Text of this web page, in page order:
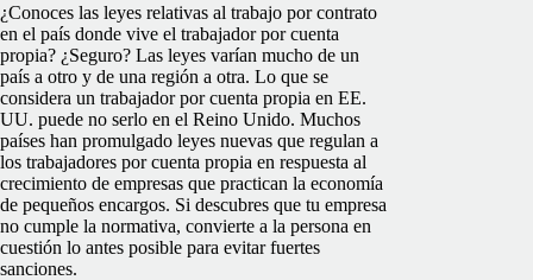
¿Conoces las leyes relativas al trabajo por contrato
en el país donde vive el trabajador por cuenta
propia? ¿Seguro? Las leyes varían mucho de un
país a otro y de una región a otra. Lo que se
considera un trabajador por cuenta propia en EE.
UU. puede no serlo en el Reino Unido. Muchos
países han promulgado leyes nuevas que regulan a
los trabajadores por cuenta propia en respuesta al
crecimiento de empresas que practican la economía
de pequeños encargos. Si descubres que tu empresa
no cumple la normativa, convierte a la persona en
cuestión lo antes posible para evitar fuertes
sanciones.